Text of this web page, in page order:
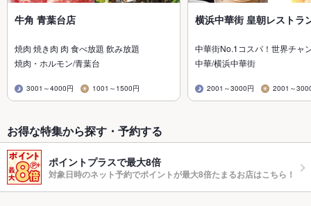
牛角 青葉台店
焼肉 焼き肉 肉 食べ放題 飲み放題
焼肉・ホルモン/青葉台
3001～4000円 1001～1500円
横浜中華街 皇朝レストラ
中華街No.1コスパ！世界チャ
中華/横浜中華街
2001～3000円 2001～
お得な特集から探す・予約する
ポイントプラスで最大8倍
対象日時のネット予約でポイントが最大8倍たまるお店はこちら！